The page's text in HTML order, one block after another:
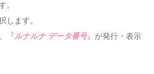
。
します。
『ルナルナ データ番号』が発行・表示